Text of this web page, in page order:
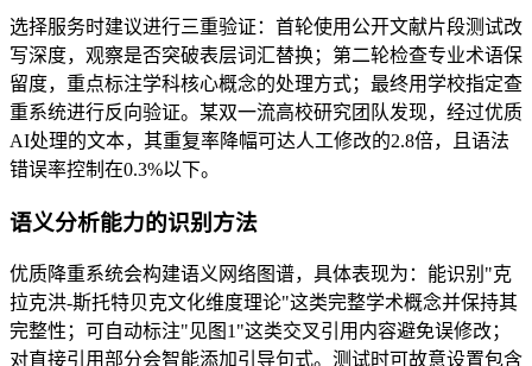
选择服务时建议进行三重验证：首轮使用公开文献片段测试改
写深度，观察是否突破表层词汇替换；第二轮检查专业术语保
留度，重点标注学科核心概念的处理方式；最终用学校指定查
重系统进行反向验证。某双一流高校研究团队发现，经过优质
AI处理的文本，其重复率降幅可达人工修改的2.8倍，且语法
错误率控制在0.3%以下。
语义分析能力的识别方法
优质降重系统会构建语义网络图谱，具体表现为：能识别"克
拉克洪-斯托特贝克文化维度理论"这类完整学术概念并保持其
完整性；可自动标注"见图1"这类交叉引用内容避免误修改；
对直接引用部分会智能添加引导句式。测试时可故意设置包含